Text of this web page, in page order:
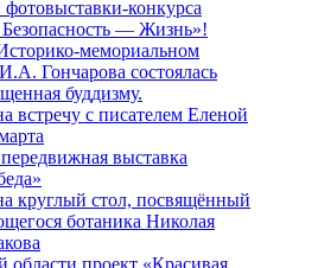
конкурса
— Жизнь»!
мемориальном
Гончарова состоялась
буддизму.
встречу с писателем Еленой
выставка
круглый стол, посвящённый
ботаника Николая
области проект «Красивая